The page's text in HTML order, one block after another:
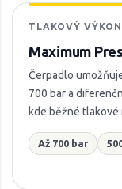
TLAKOVÝ VÝKON
Maximum
Čerpadlo
700 bar a
kde běžné
Až 700 bar